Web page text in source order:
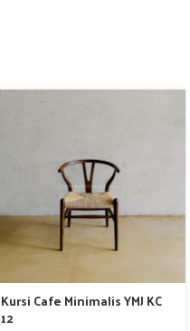
Kursi Cafe Minimalis YMJ KC
12